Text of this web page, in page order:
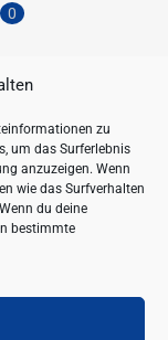
zu
um das Surferlebnis
anzuzeigen. Wenn
wie das Surfverhalten
du deine
bestimmte
0